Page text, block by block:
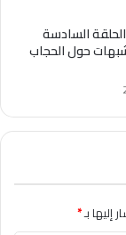
وياكم 2017 الحلقة السادسة
حول الحجاب
إليها بـ*